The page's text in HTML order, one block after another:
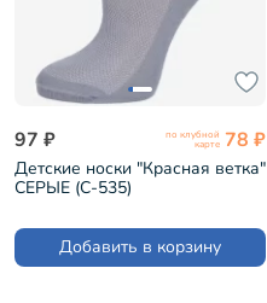
97 ₽ по клубной
карте 78 ₽
Детские носки "Красная ветка"
СЕРЫЕ (С-535)
Добавить в корзину